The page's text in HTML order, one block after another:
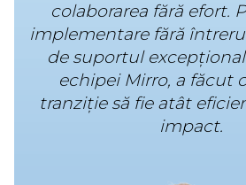
colaborarea fără efort.
implementare fără
de suportul
echipei Mirro, a făcut
tranziție să fie atât
impact.